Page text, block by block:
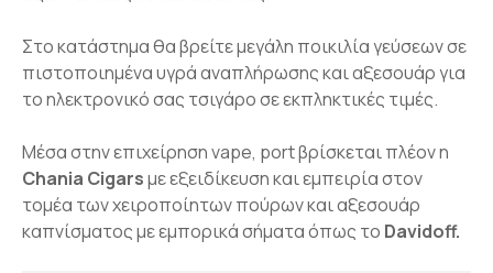
Στο κατάστημα θα βρείτε μεγάλη ποικιλία γεύσεων σε
πιστοποιημένα υγρά αναπλήρωσης και αξεσουάρ για
το ηλεκτρονικό σας τσιγάρο σε εκπληκτικές τιμές.
Μέσα στην επιχείρηση vape, port βρίσκεται πλέον η
Chania Cigarsμε εξειδίκευση και εμπειρία στον
τομέα των χειροποίητων πούρων και αξεσουάρ
καπνίσματος με εμπορικά σήματα όπως το Davidoff.